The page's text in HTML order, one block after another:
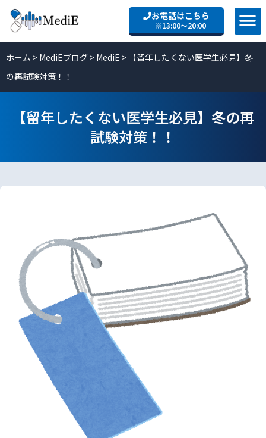
お電話はこちら
※13:00〜20:00
ホーム > MediEブログ > MediE > 【留年したくない医学生必見】冬
の再試験対策！！
【留年したくない医学生必見】冬の再
試験対策！！